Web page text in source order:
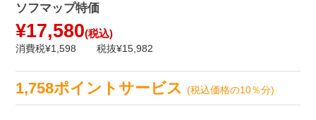
ソフマップ特価
¥17,580(税込)
消費税¥1,598 税抜¥15,982
1,758ポイントサービス(税込価格の10％分)